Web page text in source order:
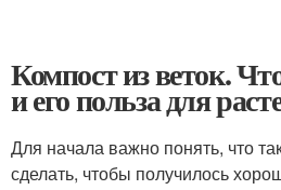
Компост из веток.
и его польза для
Для начала важно понять, что
сделать, чтобы получилось